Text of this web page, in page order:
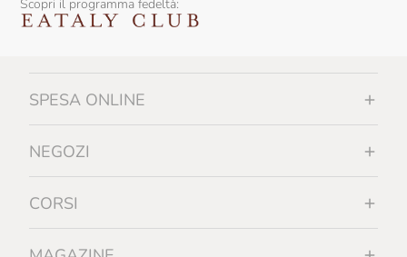
Scopri il programma fedeltà:
SPESA ONLINE
NEGOZI
CORSI